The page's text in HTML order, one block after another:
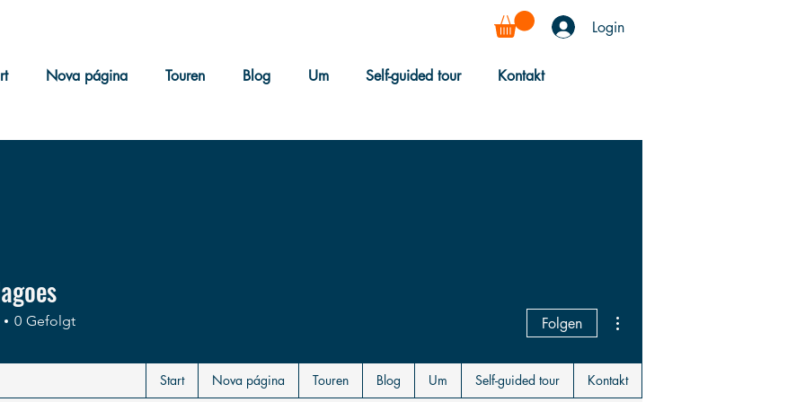
Login
Nova página Touren Blog Um Self-guided tour Kontakt
0 Gefolgt Folgen
Start Nova página Touren Blog Um Self-guided tour Kontakt